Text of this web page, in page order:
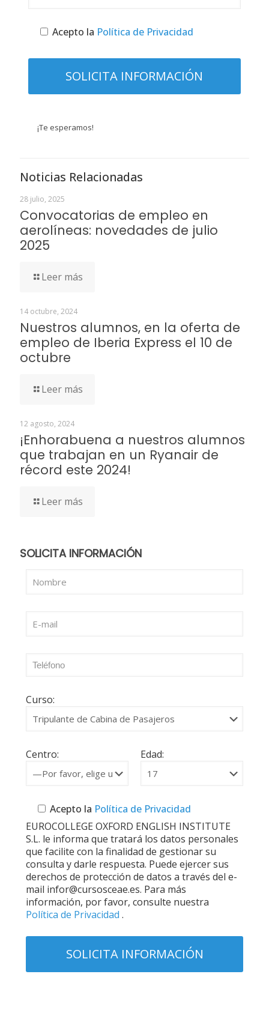
Acepto la Política de Privacidad
¡Te esperamos!
Noticias Relacionadas
28 julio, 2025
Convocatorias de empleo en
aerolíneas: novedades de julio
2025
Leer más
14 octubre, 2024
Nuestros alumnos, en la oferta de
empleo de Iberia Express el 10 de
octubre
Leer más
12 agosto, 2024
¡Enhorabuena a nuestros alumnos
que trabajan en un Ryanair de
récord este 2024!
Leer más
SOLICITA INFORMACIÓN
Curso:
Centro: Edad:
Acepto la Política de Privacidad
EUROCOLLEGE OXFORD ENGLISH INSTITUTE
S.L. le informa que tratará los datos personales
que facilite con la finalidad de gestionar su
consulta y darle respuesta. Puede ejercer sus
derechos de protección de datos a través del e-
mail infor@cursosceae.es. Para más
información, por favor, consulte nuestra
Política de Privacidad .